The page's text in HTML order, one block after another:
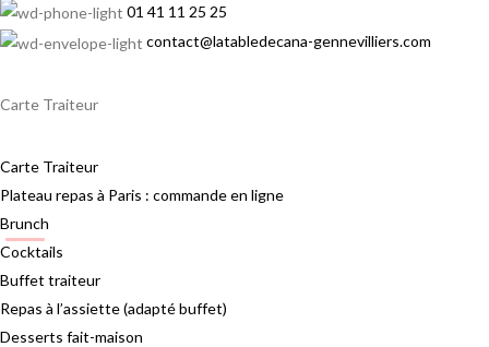
01 41 11 25 25
contact@latabledecana-gennevilliers.com
Carte Traiteur
Carte Traiteur
Plateau repas à Paris : commande en ligne
Brunch
Cocktails
Buffet traiteur
Repas à l’assiette (adapté buffet)
Desserts fait-maison